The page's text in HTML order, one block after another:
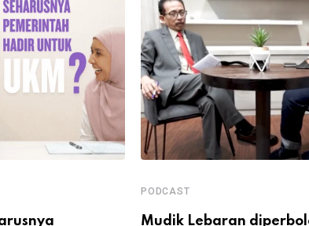
PODCAST
Mudik Lebaran